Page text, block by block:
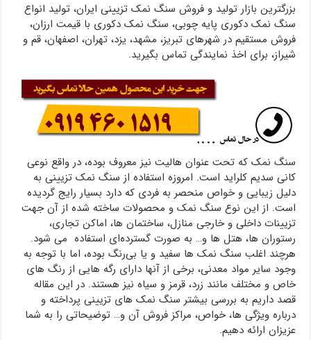
بزرگترین بازار تولید و فروش سنگ نمک تزیینی ایران، تولید انواع
سنگ نمک دکوری پایه چوبی، سنگ نمک دکوری با قیمت ارزان،
فروش مستقیم در شهرهای تبریز، مشهد، یزد، تهران، اصفهان، قم و
شیراز، برای اخذ نمایندگی تماس بگیرید.
سنگ نمک که تحت عنوان هالیت نیز معروف بوده، در واقع نوعی
کانی سدیم کلراید است. امروزه استفاده از سنگ نمک تزیینی به
دلیل زیبایی و خواص منحصر به فردی که دارد بسیار رایج گردیده
است. از این نوع سنگ نمک و محصولات ساخته شده از آن جهت
تزیینات داخلی و خارجی منازل، ساختمان ها، اماکن تجاری،
رستوران ها، هتل ها و… به صورت گسترده‌ای استفاده می شود.
هرچند اغلب سنگ نمک ها سفید و یا بی‌رنگ بوده، اما با توجه به
وجود سایر مواد معدنی، برخی از آنها دارای رگه هایی از رنگ های
خاص و مختلف مانند زرد، قرمز و سیاه نیز هستند. در این مقاله
قصد داریم به بررسی بیشتر سنگ نمک های تزیینی پرداخته و
درباره ویژگی ها، خواص، مراکز فروش آن و… توضیحاتی را به شما
عزیزان ارائه دهیم.